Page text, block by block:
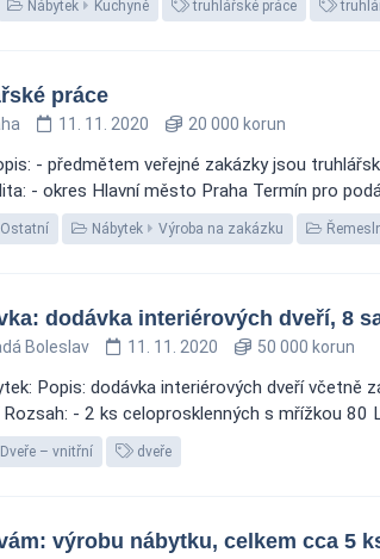
Nábytek Kuchyně truhlářské práce
práce
11. 11. 2020 20 000 korun
- předmětem veřejné zakázky jsou
- okres Hlavní město Praha Termín pro
Ostatní Nábytek Výroba na zakázku
dodávka interiérových dveří, 8
Boleslav 11. 11. 2020 50 000 korun
Popis: dodávka interiérových dveří včetně
Rozsah: - 2 ks celoprosklenných s mřížkou
Dveře – vnitřní dveře
výrobu nábytku, celkem cca 5